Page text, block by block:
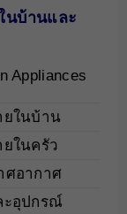
นบ้านและ
Appliances
ยในบ้าน
ยในครัว
ศอากาศ
ะอุปกรณ์